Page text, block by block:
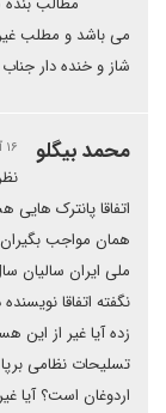
می باشد و مطلب
شاز و خنده دار
محمد بیگلو ۱۶ آذر ۱۴۰۰ | ۱۴:۲۸
اتفاقا پانترک هایی
همان مواجب بگیران
ملی ایران سالیان
نگفته اتفاقا
زده آیا غیر از این
تسلیحات نظامی
اردوغان است؟ آیا